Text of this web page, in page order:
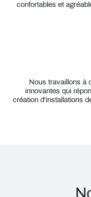
confortables et
Nous travaillons à
innovantes qui
création d'installations